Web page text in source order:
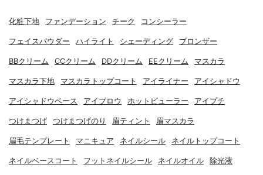
化粧下地 ファンデーション チーク コンシーラー
フェイスパウダー ハイライト シェーディング ブロンザー
BBクリーム CCクリーム DDクリーム EEクリーム マスカラ
マスカラ下地 マスカラトップコート アイライナー アイシャドウ
アイシャドウベース アイブロウ ホットビューラー アイプチ
つけまつげ つけまつげのり 眉ティント 眉マスカラ
眉毛テンプレート マニキュア ネイルシール ネイルトップコート
ネイルベースコート フットネイルシール ネイルオイル 除光液